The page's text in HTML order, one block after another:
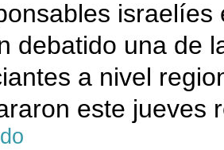
debatido una de
a nivel
este jueves